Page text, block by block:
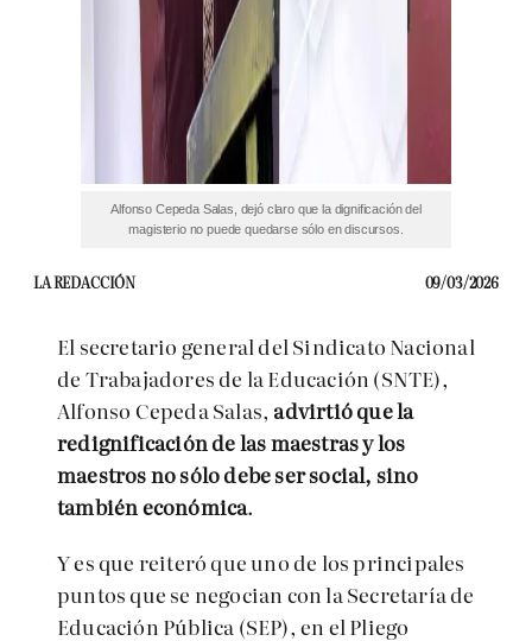
Alfonso Cepeda Salas, dejó claro que la dignificación del
magisterio no puede quedarse sólo en discursos.
LA REDACCIÓN 09/03/2026
El secretario general del Sindicato Nacional
de Trabajadores de la Educación (SNTE),
Alfonso Cepeda Salas, advirtió que la
redignificación de las maestras y los
maestros no sólo debe ser social, sino
también económica.
Y es que reiteró que uno de los principales
puntos que se negocian con la Secretaría de
Educación Pública (SEP), en el Pliego